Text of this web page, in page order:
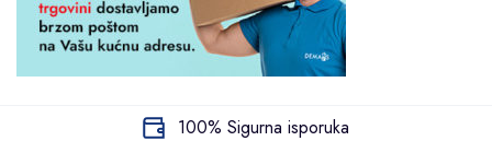
100% Sigurna isporuka